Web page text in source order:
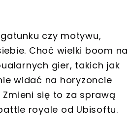
czy motywu,
Choć wielki boom na
gier, takich jak
widać na horyzoncie
się to za sprawą
royale od Ubisoftu.